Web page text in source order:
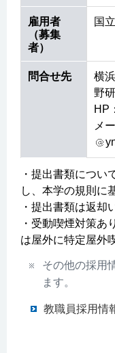
雇用者
（募集
者）
国
問合せ先
横
野
HP
メ
・提出書類につい
し、本学の規則に
・提出書類は返却
・受動喫煙対策あ
は屋外に特定屋外
その他の採用
ます。
教職員採用情